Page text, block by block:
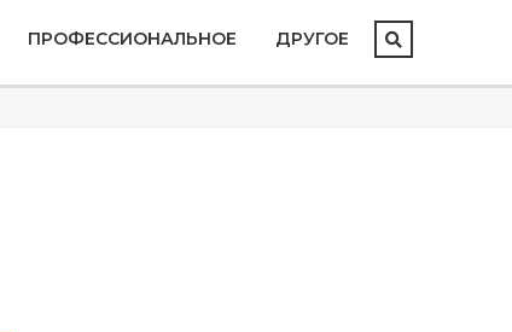
ПРОФЕССИОНАЛЬНОЕ ДРУГОЕ